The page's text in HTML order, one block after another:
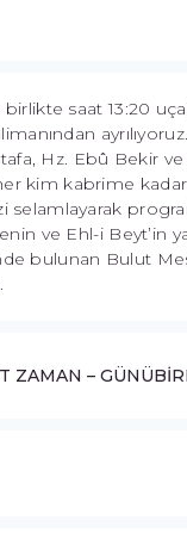
saat 13:20
Hz. Ebû Bekir ve
kim kabrime
ve Ehl-i Beyt’in
bulunan Bulut
ZAMAN –